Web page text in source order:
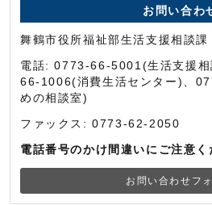
お問い合わ
舞鶴市役所福祉部生活支援相談課
電話: 0773-66-5001(生活支援
66-1006(消費生活センター)、
めの相談室)
ファックス: 0773-62-2050
電話番号のかけ間違いにご注意く
お問い合わせフ